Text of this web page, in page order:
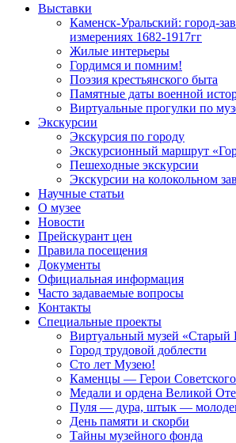
Выставки
Каменск-Уральский: город-
измерениях 1682-1917гг
Жилые интерьеры
Гордимся и помним!
Поэзия крестьянского быта
Памятные даты военной
Виртуальные прогулки по
Экскурсии
Экскурсия по городу
Экскурсионный маршрут
Пешеходные экскурсии
Экскурсии на колокольном
Научные статьи
О музее
Новости
Прейскурант цен
Правила посещения
Документы
Официальная информация
Часто задаваемые вопросы
Контакты
Специальные проекты
Виртуальный музей «Старый
Город трудовой доблести
Сто лет Музею!
Каменцы — Герои
Медали и ордена Великой
Пуля — дура, штык —
День памяти и скорби
Тайны музейного фонда